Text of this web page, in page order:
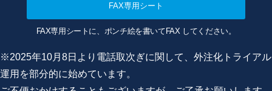
FAX専用シート
FAX専用シートに、ポンチ絵を書いてFAX してください。
※2025年10月8日より電話取次ぎに関して、外注化トライアル
運用を部分的に始めています。